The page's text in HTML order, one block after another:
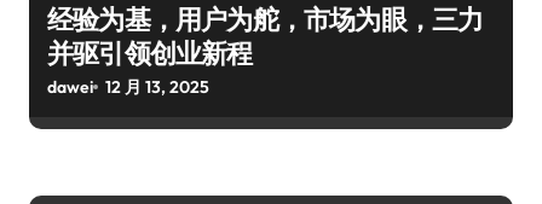
经验为基，用户为舵，市场为眼，三力
并驱引领创业新程
dawei 12 月 13, 2025